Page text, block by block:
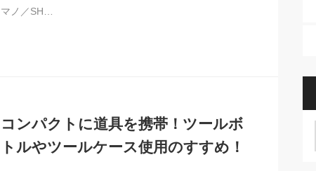
マノ／SH…
コンパクトに道具を携帯！ツールボ
トルやツールケース使用のすすめ！